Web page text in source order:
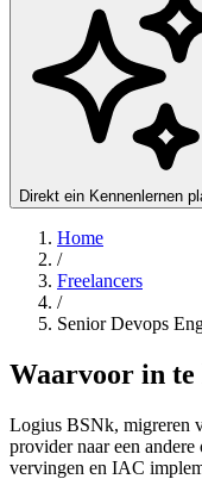
Direkt ein Kennenlernen
Home
/
Freelancers
/
Senior Devops
Waarvoor in te
Logius BSNk, migreren
provider naar een
vervingen en IAC